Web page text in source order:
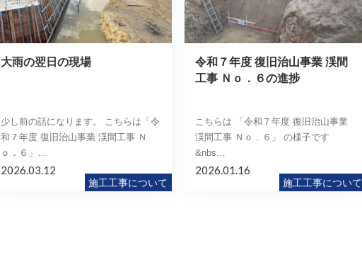
大雨の翌日の現場
少し前の話になります。 こちらは「令
和７年度 復旧治山事業 渓間工事 Ｎ
ｏ．６」…
施工工事について
2026.03.12
令和７年度 復旧治山事業 渓間
工事 Ｎｏ．６の進捗
こちらは 「令和７年度 復旧治山事業
渓間工事 Ｎｏ．６」 の様子です
&nbs…
施工工事について
2026.01.16